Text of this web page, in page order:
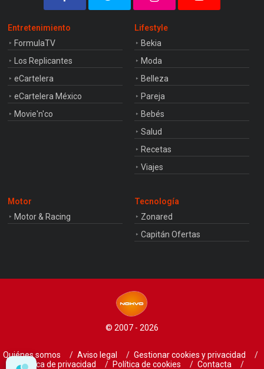
Entretenimiento
FormulaTV
Los Replicantes
eCartelera
eCartelera México
Movie'n'co
Lifestyle
Bekia
Moda
Belleza
Pareja
Bebés
Salud
Recetas
Viajes
Motor
Motor & Racing
Tecnología
Zonared
Capitán Ofertas
© 2007 - 2026
Quiénes somos Aviso legal
Gestionar cookies y privacidad
Política de privacidad
Política de cookies
Contacta